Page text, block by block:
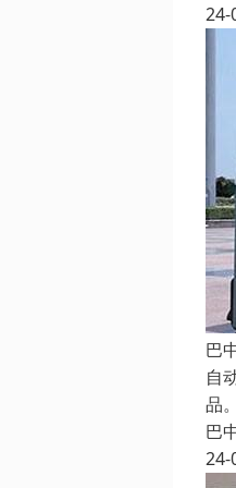
24-
巴
自
品
巴
24-